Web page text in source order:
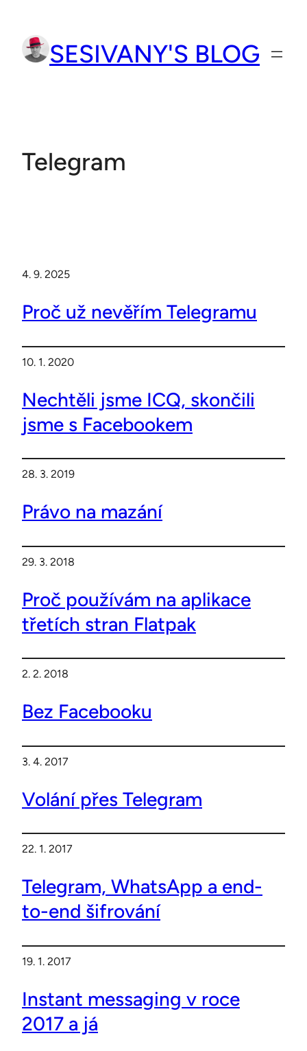
obsah
SESIVANY'S BLOG
Telegram
4. 9. 2025
Proč už nevěřím Telegramu
10. 1. 2020
Nechtěli jsme ICQ, skončili
jsme s Facebookem
28. 3. 2019
Právo na mazání
29. 3. 2018
Proč používám na aplikace
třetích stran Flatpak
2. 2. 2018
Bez Facebooku
3. 4. 2017
Volání přes Telegram
22. 1. 2017
Telegram, WhatsApp a end-
to-end šifrování
19. 1. 2017
Instant messaging v roce
2017 a já